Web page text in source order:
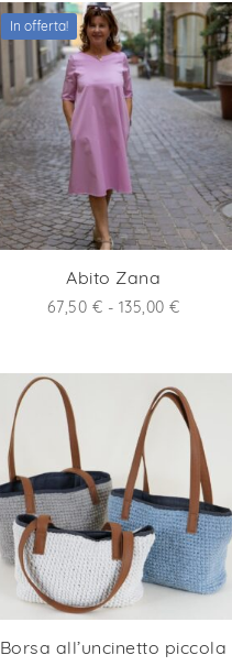
In offerta!
Abito Zana
67,50 € - 135,00€Fascia
67,50 €
a
135,00 €
Borsa all’uncinetto piccola